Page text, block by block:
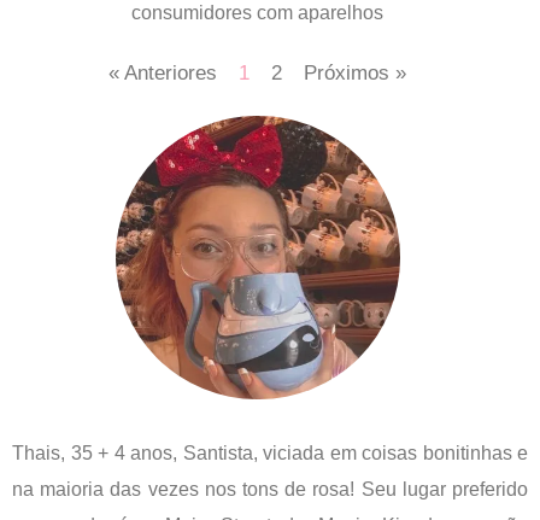
consumidores com aparelhos
« Anteriores 1 2 Próximos »
Thais, 35 + 4 anos, Santista, viciada em coisas bonitinhas e
na maioria das vezes nos tons de rosa! Seu lugar preferido